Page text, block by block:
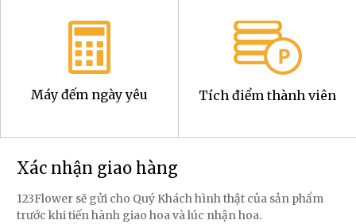
Máy đếm ngày yêu Tích điểm thành viên
Xác nhận giao hàng
123Flower sẽ gửi cho Quý Khách hình thật của sản phẩm
trước khi tiến hành giao hoa và lúc nhận hoa.